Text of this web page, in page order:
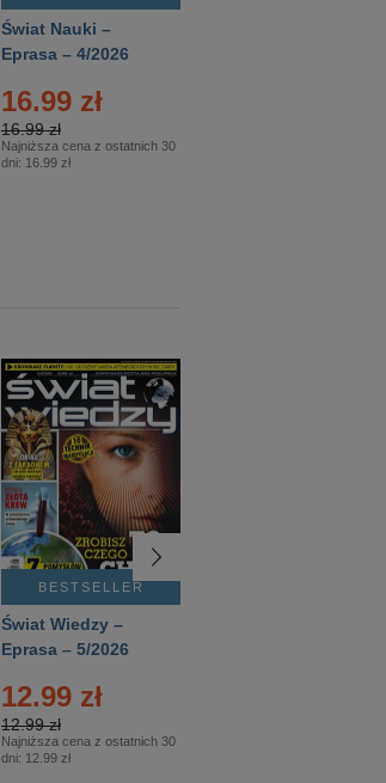
Świat Nauki –
Eprasa – 4/2026
16.99 zł
16.99 zł
Najniższa cena z ostatnich 30
dni: 16.99 zł
BESTSELLER
Świat Wiedzy –
Eprasa – 5/2026
12.99 zł
12.99 zł
Najniższa cena z ostatnich 30
dni: 12.99 zł